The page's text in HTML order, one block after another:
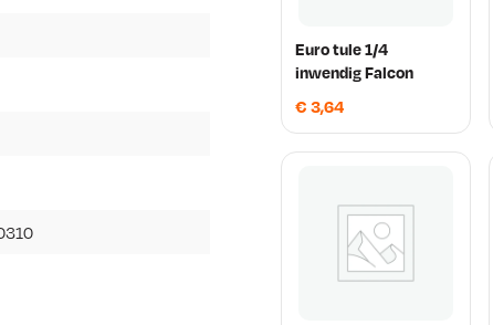
Euro tule 1/4
inwendig Falcon
€ 3,64